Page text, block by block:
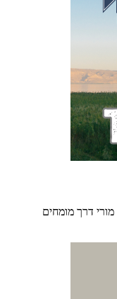
דרך מומחים